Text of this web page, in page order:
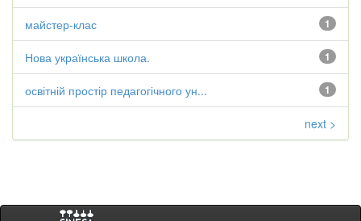
1
майстер-клас
1
Нова українська школа.
1
освітній простір педагогічного ун...
next >